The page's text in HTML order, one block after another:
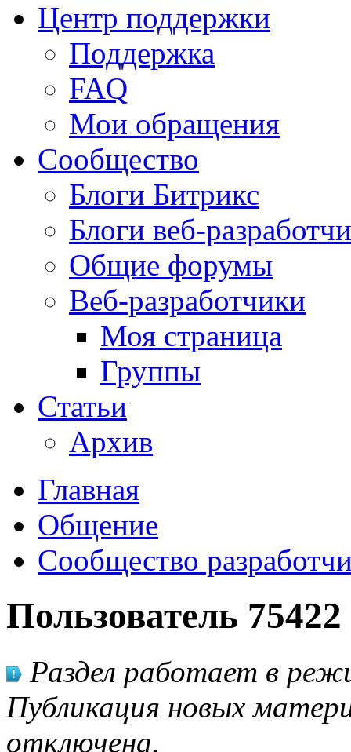
Центр поддержки
Поддержка
FAQ
Мои обращения
Сообщество
Блоги Битрикс
Блоги веб-
Общие форумы
Веб-разработчики
Моя страница
Группы
Статьи
Архив
Главная
Общение
Сообщество
Пользователь 75422
Раздел работает в
Публикация новых
отключена.